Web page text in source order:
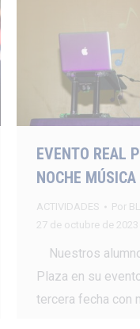
EVENTO REAL
NOCHE
ACTIVIDADES Por
27 de octubre de 2023
Nuestros
Plaza en su
tercera fecha con